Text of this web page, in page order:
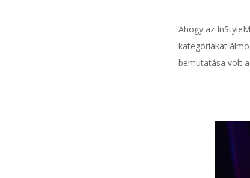
Ahogy az
kategóriákat
bemutatása volt